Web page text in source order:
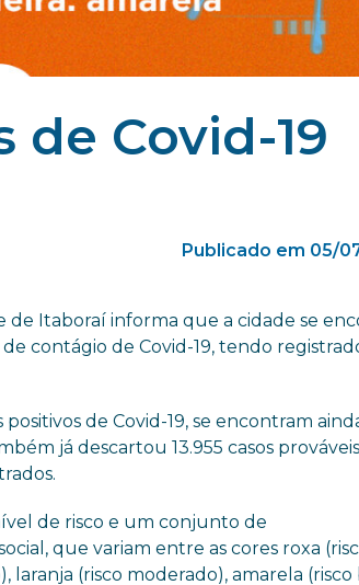
de Covid-19
Publicado em 05/
de Itaboraí informa que a cidade se
contágio de Covid-19, tendo
de Covid-19, se encontram
já descartou 13.955 casos
de risco e um conjunto de
que variam entre as cores roxa
(risco moderado), amarela (risco